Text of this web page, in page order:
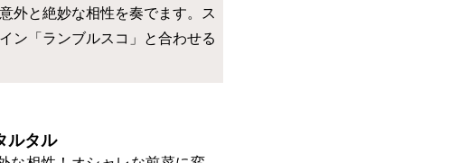
外と絶妙な相性を奏でます。ス
ン「ランブルスコ」と合わせる
ルタル